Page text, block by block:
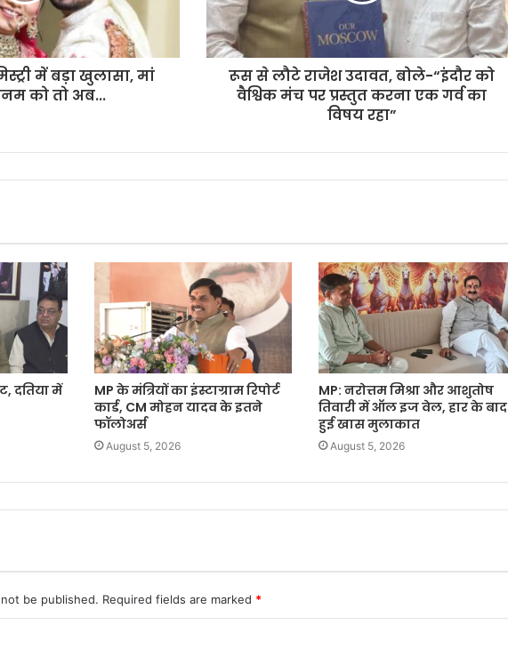
में बड़ा खुलासा, मां
को तो अब...
रूस से लौटे राजेश उदावत, बोले-“इंदौर को
वैश्विक मंच पर प्रस्तुत करना एक गर्व का
विषय रहा”
दतिया में
MP के मंत्रियों का इंस्टाग्राम रिपोर्ट
कार्ड, CM मोहन यादव के इतने
फॉलोअर्स
August 5, 2026
MP: नरोत्तम मिश्रा और आशुतोष
तिवारी में ऑल इज वेल, हार के बाद
हुई खास मुलाकात
August 5, 2026
be published. Required fields are marked *